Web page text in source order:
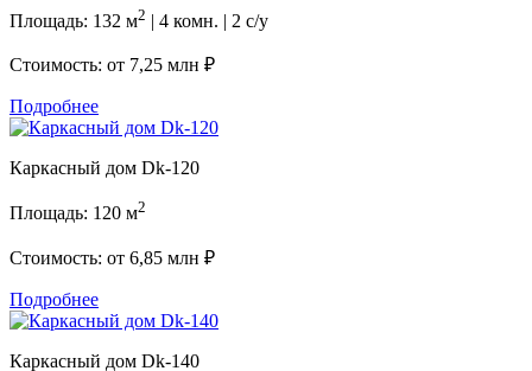
Площадь: 132 м2 | 4 комн. | 2 с/у
Стоимость: от 7,25 млн ₽
Подробнее
Каркасный дом Dk-120
Площадь: 120 м2
Стоимость: от 6,85 млн ₽
Подробнее
Каркасный дом Dk-140